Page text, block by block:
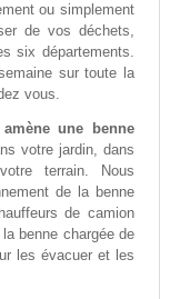
ou simplement
de vos déchets,
six départements.
sur toute la
vous.
une benne
votre jardin, dans
terrain. Nous
de la benne
de camion
benne chargée de
les évacuer et les